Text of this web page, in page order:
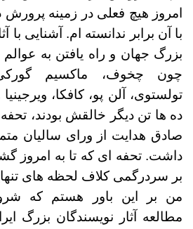
امروز هیچ فعلی در زمینه پرورش
با آن برابر ندانسته ام. آشنایی با
بزرگ جهان و راه یافتن به عوالم
چون چخوف، ماکسیم
تولستوی، آلن پو، کافکا،
ده ها تن دیگر خالقش بودند، تحفه
صادق هدایت از ورای سالیان
داشت. تحفه ای که تا به امروز
بر سردرگمی کلاف لحظه های
من بر این باور هستم که
مطالعه آثار نویسندگان بزرگ